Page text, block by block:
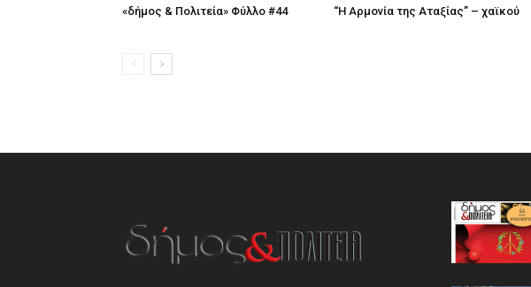
«δήμος & Πολιτεία» Φύλλο #44 “Η Αρμονία της Αταξίας” – χαϊκού